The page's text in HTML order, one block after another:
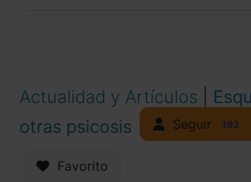
Actualidad y Artículos
otras psicosis
Seguir 192
Favorito